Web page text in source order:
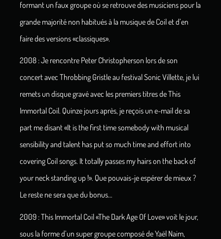
formant un faux groupe où se retrouve des musiciens pour la
grande majorité non habitués à la musique de Coil et d’en
faire des versions «classiques».
2008 : Je rencontre Peter Christopherson lors de son
concert avec Throbbing Gristle au festival Sonic Villette, je lui
remets un disque gravé avec les premiers titres de This
Immortal Coil. Quinze jours après, je reçois un e-mail de sa
part me disant «It is the first time somebody with musical
sensibility and talent has put so much time and effort into
covering Coil songs. It totally passes my hairs on the back of
your neck standing up !». Que pouvais-je espérer de mieux ?
Le reste ne sera que du bonus…
2009 : This Immortal Coil «The Dark Age Of Love» voit le jour,
sous la forme d’un super groupe composé de Yaël Naim,